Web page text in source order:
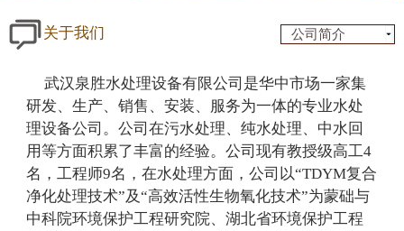
公司简介
关于我们
武汉泉胜水处理设备有限公司是华中市场一家集
研发、生产、销售、安装、服务为一体的专业水处
理设备公司。公司在污水处理、纯水处理、中水回
用等方面积累了丰富的经验。公司现有教授级高工4
名，工程师9名，在水处理方面，公司以“TDYM复合
净化处理技术”及“高效活性生物氧化技术”为蒙础与
中科院环境保护工程研究院、湖北省环境保护工程